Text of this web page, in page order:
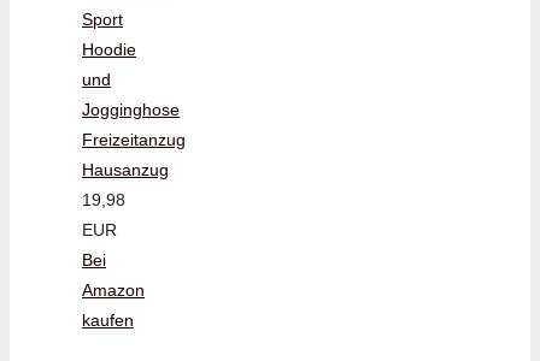
Sport
Hoodie
und
Jogginghose
Freizeitanzug
Hausanzug
19,98
EUR
Bei
Amazon
kaufen